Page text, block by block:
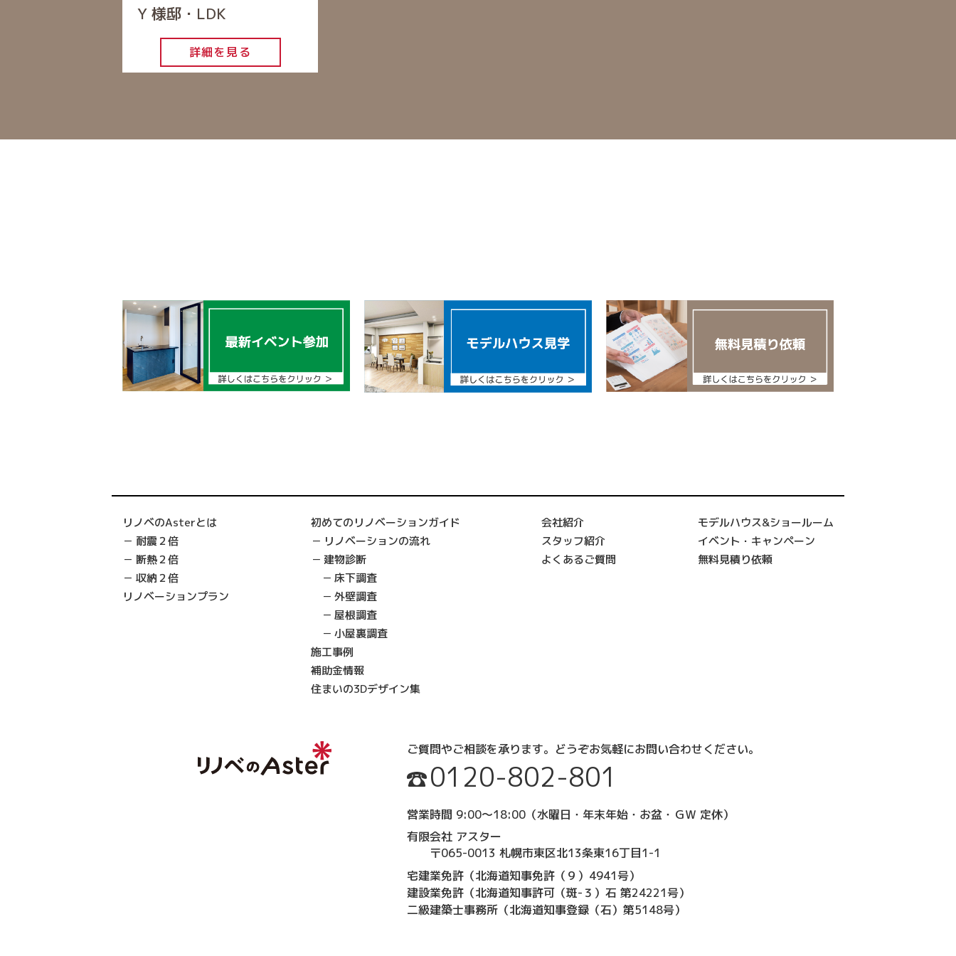
Y 様邸・LDK
詳細を見る
リノベのAsterとは
耐震２倍
断熱２倍
収納２倍
リノベーションプラン
初めてのリノベーションガイド
リノベーションの流れ
建物診断
床下調査
外壁調査
屋根調査
小屋裏調査
施工事例
補助金情報
住まいの3Dデザイン集
会社紹介
スタッフ紹介
よくあるご質問
モデルハウス&ショールーム
イベント・キャンペーン
無料見積り依頼
ご質問やご相談を承ります。 どうぞお気軽にお問い合わせください。
0120-802-801
営業時間 9:00～18:00 （水曜日・年末年始・お盆・ＧＷ 定休）
有限会社 アスター
〒065-0013 札幌市東区北13条東16丁目1-1
宅建業免許（北海道知事免許（９）4941号）
建設業免許（北海道知事許可（斑-３）石 第24221号）
二級建築士事務所（北海道知事登録（石）第5148号）